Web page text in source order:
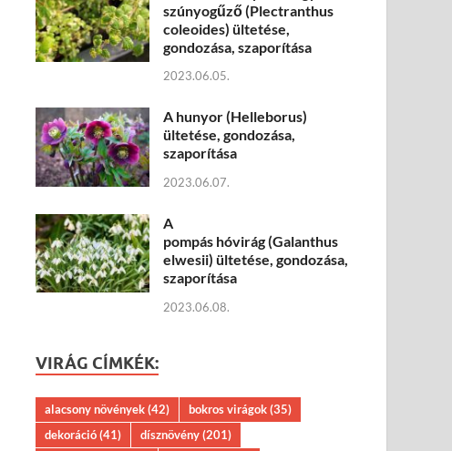
szúnyogűző (Plectranthus
coleoides) ültetése,
gondozása, szaporítása
2023.06.05.
A hunyor (Helleborus)
ültetése, gondozása,
szaporítása
2023.06.07.
A
pompás hóvirág (Galanthus
elwesii) ültetése, gondozása,
szaporítása
2023.06.08.
VIRÁG CÍMKÉK:
alacsony növények(42) bokros virágok(35)
dekoráció(41) dísznövény(201)